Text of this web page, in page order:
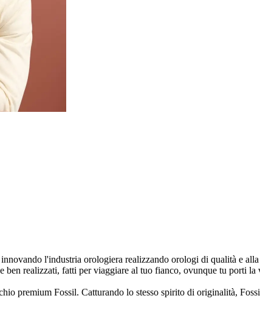
l'industria orologiera realizzando orologi di qualità e alla
realizzati, fatti per viaggiare al tuo fianco, ovunque tu porti la
premium Fossil. Catturando lo stesso spirito di originalità,